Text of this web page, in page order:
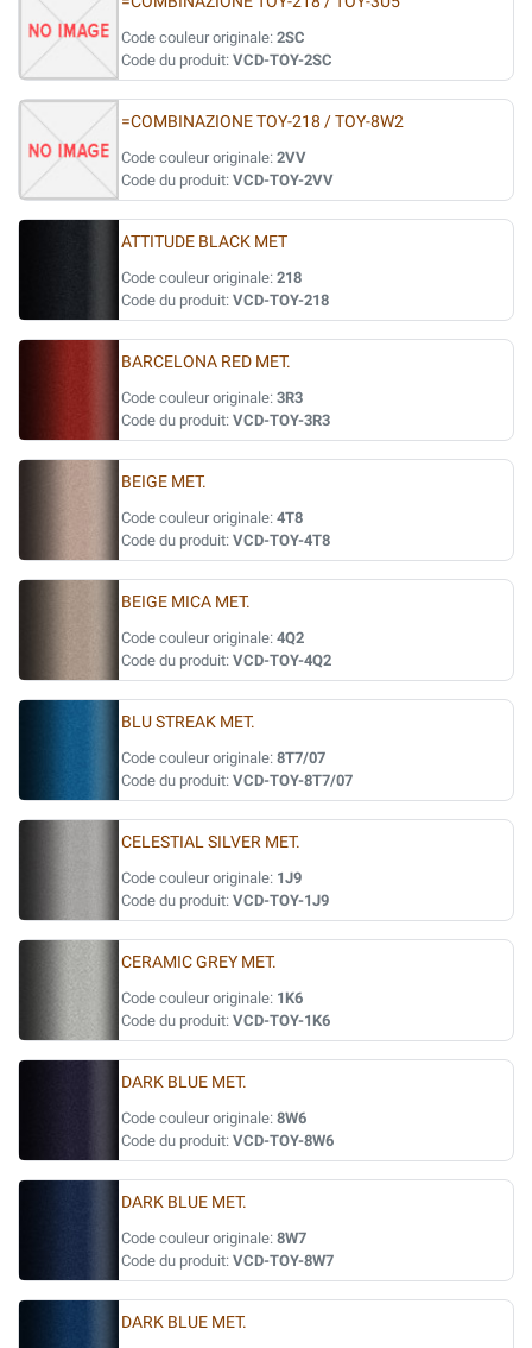
Code couleur originale: 2SC
Code du produit: VCD-TOY-2SC
=COMBINAZIONE TOY-218 / TOY-8W2
Code couleur originale: 2VV
Code du produit: VCD-TOY-2VV
ATTITUDE BLACK MET
Code couleur originale: 218
Code du produit: VCD-TOY-218
BARCELONA RED MET.
Code couleur originale: 3R3
Code du produit: VCD-TOY-3R3
BEIGE MET.
Code couleur originale: 4T8
Code du produit: VCD-TOY-4T8
BEIGE MICA MET.
Code couleur originale: 4Q2
Code du produit: VCD-TOY-4Q2
BLU STREAK MET.
Code couleur originale: 8T7/07
Code du produit: VCD-TOY-8T7/07
CELESTIAL SILVER MET.
Code couleur originale: 1J9
Code du produit: VCD-TOY-1J9
CERAMIC GREY MET.
Code couleur originale: 1K6
Code du produit: VCD-TOY-1K6
DARK BLUE MET.
Code couleur originale: 8W6
Code du produit: VCD-TOY-8W6
DARK BLUE MET.
Code couleur originale: 8W7
Code du produit: VCD-TOY-8W7
DARK BLUE MET.